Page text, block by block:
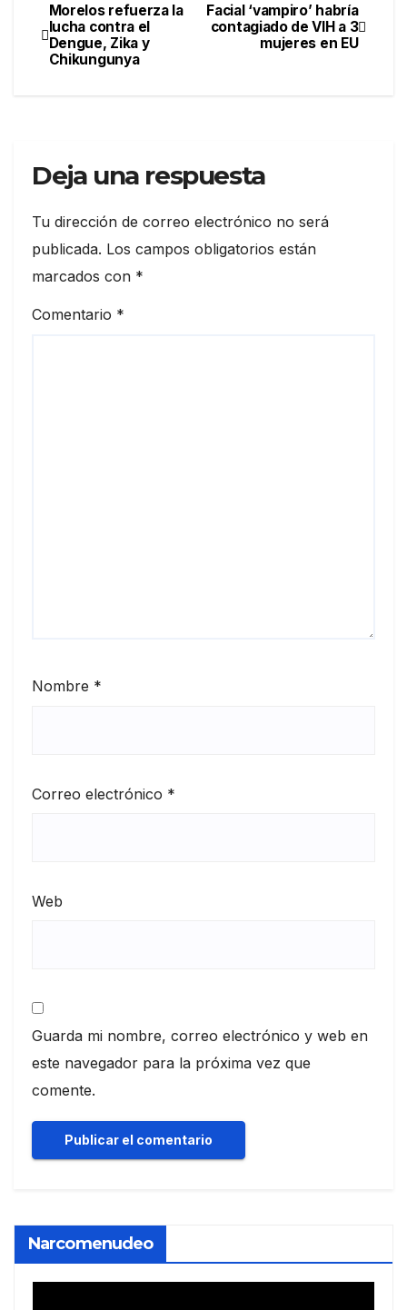
Navegación
de
Facial ‘vampiro’ habría
contagiado de VIH a 3
mujeres en EU
Morelos refuerza la
lucha contra el
Dengue, Zika y
Chikungunya
Deja una respuesta
Tu dirección de correo electrónico no será
publicada. Los campos obligatorios están
marcados con *
Comentario *
Nombre *
Correo electrónico *
Web
Guarda mi nombre, correo electrónico y web en
este navegador para la próxima vez que
comente.
Narcomenudeo